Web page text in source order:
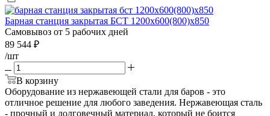
Барная станция закрытая БСТ 1200х600(800)х850
Самовывоз от 5 рабочих дней
89 544 ₽
/шт
В корзину
Оборудование из нержавеющей стали для баров - это
отличное решение для любого заведения. Нержавеющая сталь
- прочный и долговечный материал, который не боится